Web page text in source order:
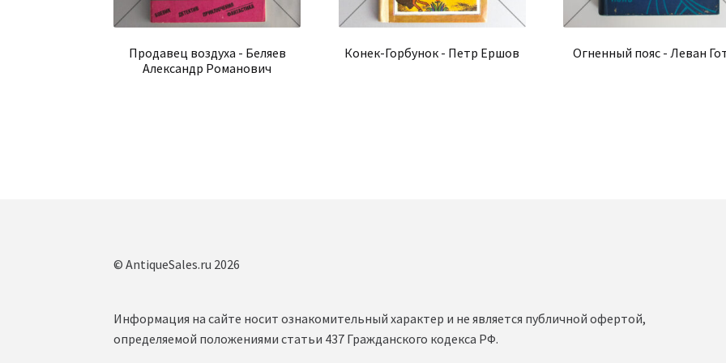
Продавец воздуха - Беляев
Александр Романович
Конек-Горбунок - Петр Ершов Огненный пояс - Леван
© AntiqueSales.ru 2026
Информация на сайте носит ознакомительный характер и не является публичной офертой,
определяемой положениями статьи 437 Гражданского кодекса РФ.